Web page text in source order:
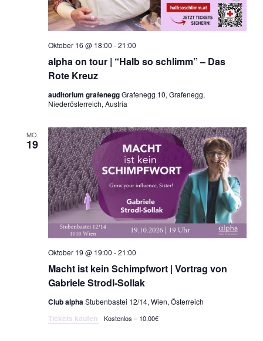
alpha on tour | “Halb so schlimm” – Das
Rote Kreuz
Oktober 16 @ 18:00 -21:00
auditorium grafeneggGrafenegg 10, Grafenegg,
Niederösterreich, Austria
MO.
19
Macht ist kein Schimpfwort | Vortrag von
Gabriele Strodl-Sollak
Oktober 19 @ 19:00 -21:00
Club alphaStubenbastei 12/14, Wien, Österreich
Tickets kaufen Kostenlos – 10,00€